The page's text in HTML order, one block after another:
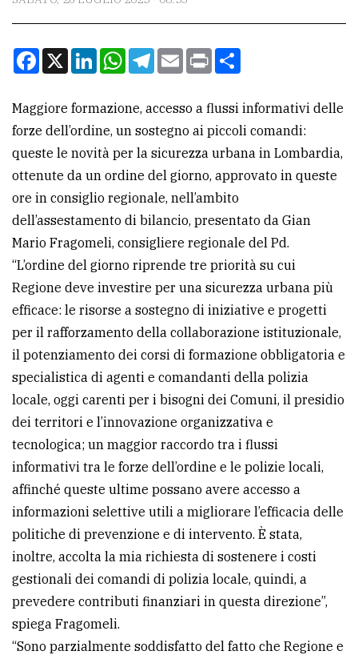
Per
tua
pubblicità
CERCA
Cerca
per
comune
Ricerca
avanzata
LE
ALTRE
TESTATE
PRIVACY
Privacy
policy
Cookie
policy
Facebook
X LinkedInWhatsApp
Telegram
EmailPrint
Maggiore formazione, accesso a flussi informativi delle
forze dell’ordine, un sostegno ai piccoli comandi:
queste le novità per la sicurezza urbana in Lombardia,
ottenute da un ordine del giorno, approvato in queste
ore in consiglio regionale, nell’ambito
dell’assestamento di bilancio, presentato da Gian
Mario Fragomeli, consigliere regionale del Pd.
“L’ordine del giorno riprende tre priorità su cui
Regione deve investire per una sicurezza urbana più
efficace: le risorse a sostegno di iniziative e progetti
per il rafforzamento della collaborazione istituzionale,
il potenziamento dei corsi di formazione obbligatoria e
specialistica di agenti e comandanti della polizia
locale, oggi carenti per i bisogni dei Comuni, il presidio
dei territori e l’innovazione organizzativa e
tecnologica; un maggior raccordo tra i flussi
informativi tra le forze dell’ordine e le polizie locali,
affinché queste ultime possano avere accesso a
informazioni selettive utili a migliorare l’efficacia delle
politiche di prevenzione e di intervento. È stata,
inoltre, accolta la mia richiesta di sostenere i costi
gestionali dei comandi di polizia locale, quindi, a
prevedere contributi finanziari in questa direzione”,
spiega Fragomeli.
“Sono parzialmente soddisfatto del fatto che Regione e